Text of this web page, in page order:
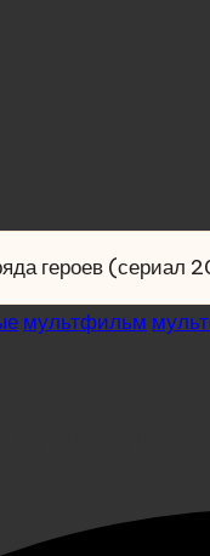
героев (сериал
мультфильм